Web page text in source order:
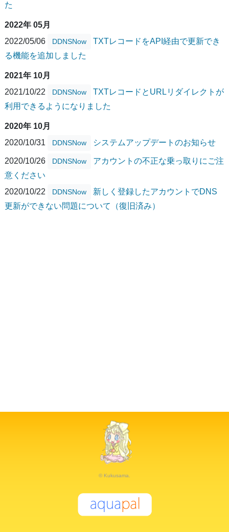
た
2022年 05月
2022/05/06
DDNSNow
TXTレコードをAPI経由で更新でき
る機能を追加しました
2021年 10月
2021/10/22
DDNSNow
TXTレコードとURLリダイレクトが
利用できるようになりました
2020年 10月
2020/10/31
DDNSNow システムアップデートのお知らせ
2020/10/26 DDNSNow
アカウントの不正な乗っ取りにご注
意ください
2020/10/22
DDNSNow
新しく登録したアカウントでDNS
更新ができない問題について（復旧済み）
© Kukusama.